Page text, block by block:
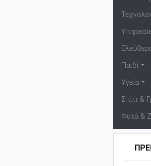
Παιδί
Υγεία
Σπίτι &
Φυτά &